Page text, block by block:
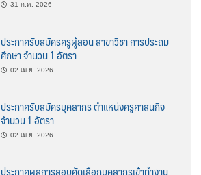
31 ก.ค. 2026
ประกาศรับสมัครครูผู้สอน สาขาวิชา การประถม
ศึกษา จำนวน 1 อัตรา
02 เม.ย. 2026
ประกาศรับสมัครบุคลากร ตำแหน่งครูศาสนกิจ
จำนวน 1 อัตรา
02 เม.ย. 2026